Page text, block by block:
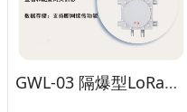
GWL-03 隔爆型LoRa工业基站